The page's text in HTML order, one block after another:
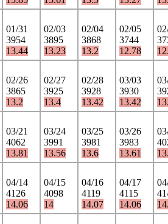
01/31
3954
13.44
02/03
3895
13.23
02/04
3868
13.2
02/05
3744
12.78
02/26
3865
13.2
02/27
3925
13.4
02/28
3928
13.42
03/03
3930
13.42
03/21
4062
13.81
03/24
3991
13.56
03/25
3981
13.6
03/26
3983
13.61
04/14
4126
14.06
04/15
4098
14
04/16
4119
14.07
04/17
4115
14.06